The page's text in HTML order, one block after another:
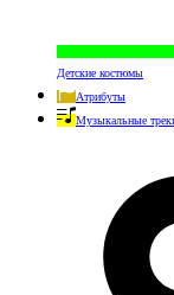
Детские костюмы
Атрибуты
Музыкальные